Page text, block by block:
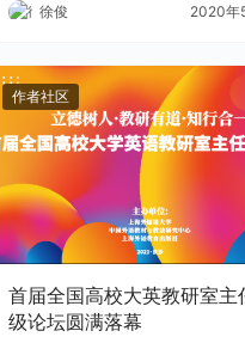
徐俊 2020年
作者社区
首届全国高校大英教研室主
级论坛圆满落幕